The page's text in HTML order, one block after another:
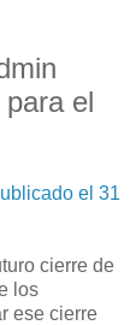
el
el 31
cierre de
los
ese cierre